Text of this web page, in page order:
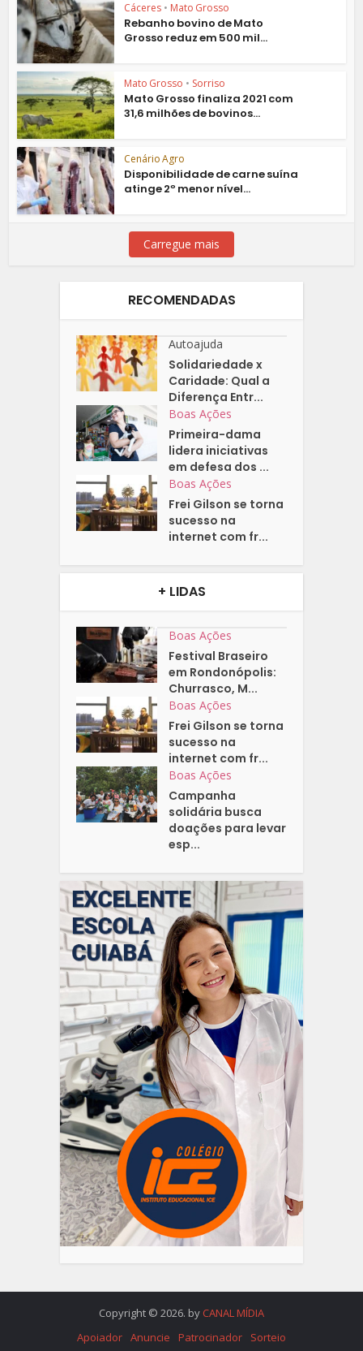
Cáceres • Mato Grosso
Rebanho bovino de Mato
Grosso reduz em 500 mil...
Mato Grosso • Sorriso
Mato Grosso finaliza 2021 com
31,6 milhões de bovinos...
Cenário Agro
Disponibilidade de carne suína
atinge 2º menor nível...
Carregue mais
RECOMENDADAS
Autoajuda
Solidariedade x
Caridade: Qual a
Diferença Entr...
Boas Ações
Primeira-dama
lidera iniciativas
em defesa dos ...
Boas Ações
Frei Gilson se torna
sucesso na
internet com fr...
+ LIDAS
Boas Ações
Festival Braseiro
em Rondonópolis:
Churrasco, M...
Boas Ações
Frei Gilson se torna
sucesso na
internet com fr...
Boas Ações
Campanha
solidária busca
doações para levar
esp...
Copyright © 2026. by CANAL MÍDIA
Apoiador Anuncie Patrocinador Sorteio